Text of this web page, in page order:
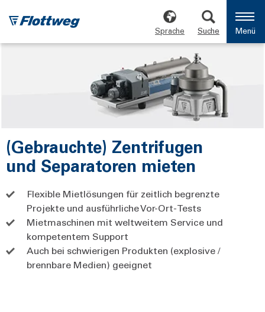
Sprache Suche Menü
(Gebrauchte) Zentrifugen
und Separatoren mieten
Flexible Mietlösungen für zeitlich begrenzte
Projekte und ausführliche Vor-Ort-Tests
Mietmaschinen mit weltweitem Service und
kompetentem Support
Auch bei schwierigen Produkten (explosive /
brennbare Medien) geeignet